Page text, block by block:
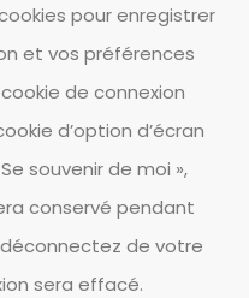
pour enregistrer
et vos préférences
cookie de connexion
d’option d’écran
souvenir de moi »,
conservé pendant
déconnectez de votre
sera effacé.